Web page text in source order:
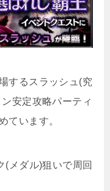
するスラッシュ(究
安定攻略パーティ
ています。
(メダル)狙いで周回